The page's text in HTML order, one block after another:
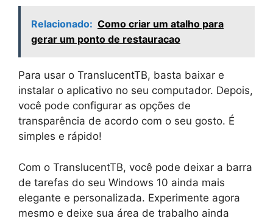
Relacionado: Como criar um atalho para
gerar um ponto de restauracao
Para usar o TranslucentTB, basta baixar e
instalar o aplicativo no seu computador. Depois,
você pode configurar as opções de
transparência de acordo com o seu gosto. É
simples e rápido!
Com o TranslucentTB, você pode deixar a barra
de tarefas do seu Windows 10 ainda mais
elegante e personalizada. Experimente agora
mesmo e deixe sua área de trabalho ainda